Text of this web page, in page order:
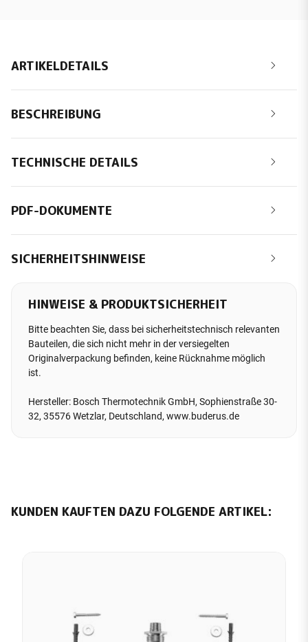
ARTIKELDETAILS
BESCHREIBUNG
TECHNISCHE DETAILS
PDF-DOKUMENTE
SICHERHEITSHINWEISE
HINWEISE & PRODUKTSICHERHEIT
Bitte beachten Sie, dass bei sicherheitstechnisch relevanten
Bauteilen, die sich nicht mehr in der versiegelten
Originalverpackung befinden, keine Rücknahme möglich
ist.
Hersteller: Bosch Thermotechnik GmbH, Sophienstraße 30-
32, 35576 Wetzlar, Deutschland, www.buderus.de
KUNDEN KAUFTEN DAZU FOLGENDE ARTIKEL: